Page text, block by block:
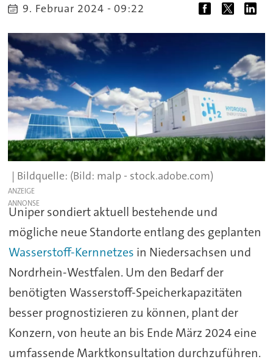
9. Februar 2024 - 09:22
(Bild: malp - stock.adobe.com)
ANZEIGE
Uniper sondiert aktuell bestehende und
mögliche neue Standorte entlang des geplanten
Wasserstoff-Kernnetzes in Niedersachsen und
Nordrhein-Westfalen. Um den Bedarf der
benötigten Wasserstoff-Speicherkapazitäten
besser prognostizieren zu können, plant der
Konzern, von heute an bis Ende März 2024 eine
umfassende Marktkonsultation durchzuführen.